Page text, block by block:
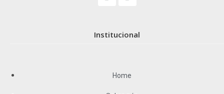
Institucional
Home